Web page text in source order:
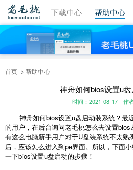
视频教程 下载中心 帮助中心
首页 帮助中心
神舟如何bios设置u
时间：2021-08-17 作
神舟如何bios设置u盘启动装系统？最
的用户，在后台询问老毛桃怎么去设置
有这么电脑新手用户对于U盘装系统不太熟
后，应该怎么进入到pe界面。所以，下面
一下bios设置u盘启动的步骤！